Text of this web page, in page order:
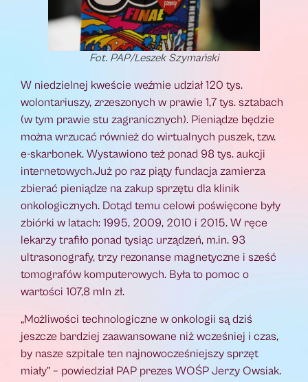
Fot. PAP/Leszek Szymański
W niedzielnej kweście weźmie udział 120 tys.
wolontariuszy, zrzeszonych w prawie 1,7 tys. sztabach
(w tym prawie stu zagranicznych). Pieniądze będzie
można wrzucać również do wirtualnych puszek, tzw.
e-skarbonek. Wystawiono też ponad 98 tys. aukcji
internetowych.Już po raz piąty fundacja zamierza
zbierać pieniądze na zakup sprzętu dla klinik
onkologicznych. Dotąd temu celowi poświęcone były
zbiórki w latach: 1995, 2009, 2010 i 2015. W ręce
lekarzy trafiło ponad tysiąc urządzeń, m.in. 93
ultrasonografy, trzy rezonanse magnetyczne i sześć
tomografów komputerowych. Była to pomoc o
wartości 107,8 mln zł.
„Możliwości technologiczne w onkologii są dziś
jeszcze bardziej zaawansowane niż wcześniej i czas,
by nasze szpitale ten najnowocześniejszy sprzęt
miały” – powiedział PAP prezes WOŚP Jerzy Owsiak.